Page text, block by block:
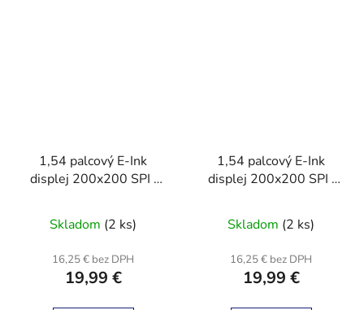
1,54 palcový E-Ink
displej 200x200 SPI ,
Raspberry PI ESP32
červený
Skladom (2 ks)
16,25 € bez DPH
19,99 €
1,54 palcový E-Ink
displej 200x200 SPI ,
Raspberry PI ESP32 žltý
Skladom (2 ks)
16,25 € bez DPH
19,99 €